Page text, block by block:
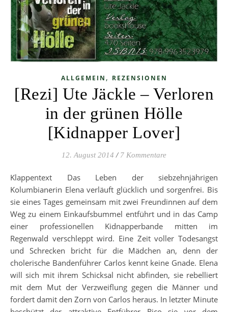
ALLGEMEIN , REZENSIONEN
[Rezi] Ute Jäckle – Verloren
in der grünen Hölle
[Kidnapper Lover]
12. August 2014 / 7 Kommentare
Klappentext Das Leben der siebzehnjährigen
Kolumbianerin Elena verläuft glücklich und sorgenfrei. Bis
sie eines Tages gemeinsam mit zwei Freundinnen auf dem
Weg zu einem Einkaufsbummel entführt und in das Camp
einer professionellen Kidnapperbande mitten im
Regenwald verschleppt wird. Eine Zeit voller Todesangst
und Schrecken bricht für die Mädchen an, denn der
cholerische Bandenführer Carlos kennt keine Gnade. Elena
will sich mit ihrem Schicksal nicht abfinden, sie rebelliert
mit dem Mut der Verzweiflung gegen die Männer und
fordert damit den Zorn von Carlos heraus. In letzter Minute